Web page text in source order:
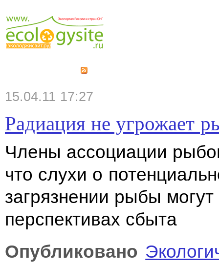
15.04.11 17:27
Радиация не угрожает
Члены ассоциации
что слухи о
загрязнении рыбы могут
перспективах сбыта
Опубликовано